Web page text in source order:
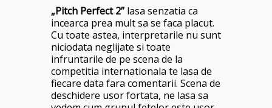
„Pitch Perfect 2” lasa senzatia ca
incearca prea mult sa se faca placut.
Cu toate astea, interpretarile nu sunt
niciodata neglijate si toate
infruntarile de pe scena de la
competitia internationala te lasa de
fiecare data fara comentarii. Scena de
deschidere usor fortata, ne lasa sa